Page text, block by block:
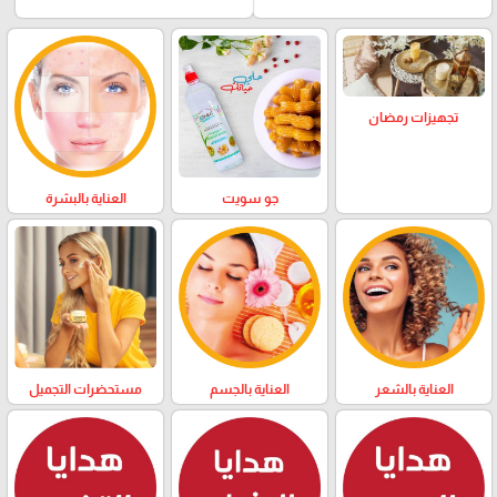
تجهيزات رمضان
جو سويت العناية بالبشرة
العناية بالشعر العناية بالجسم مستحضرات التجميل